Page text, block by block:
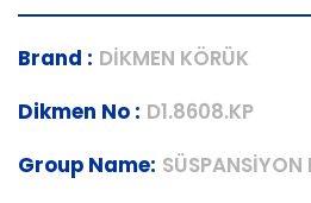
Brand : DİKMEN KÖRÜK
Dikmen No : D1.8608.KP
Group Name: SÜSPANSİYON